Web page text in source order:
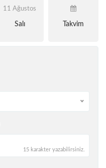
11 Ağustos
Salı Takvim
15 karakter yazabilirsiniz.